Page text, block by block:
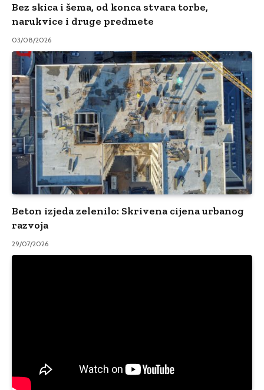
Bez skica i šema, od konca stvara torbe,
narukvice i druge predmete
03/08/2026
Beton izjeda zelenilo: Skrivena cijena urbanog
razvoja
29/07/2026